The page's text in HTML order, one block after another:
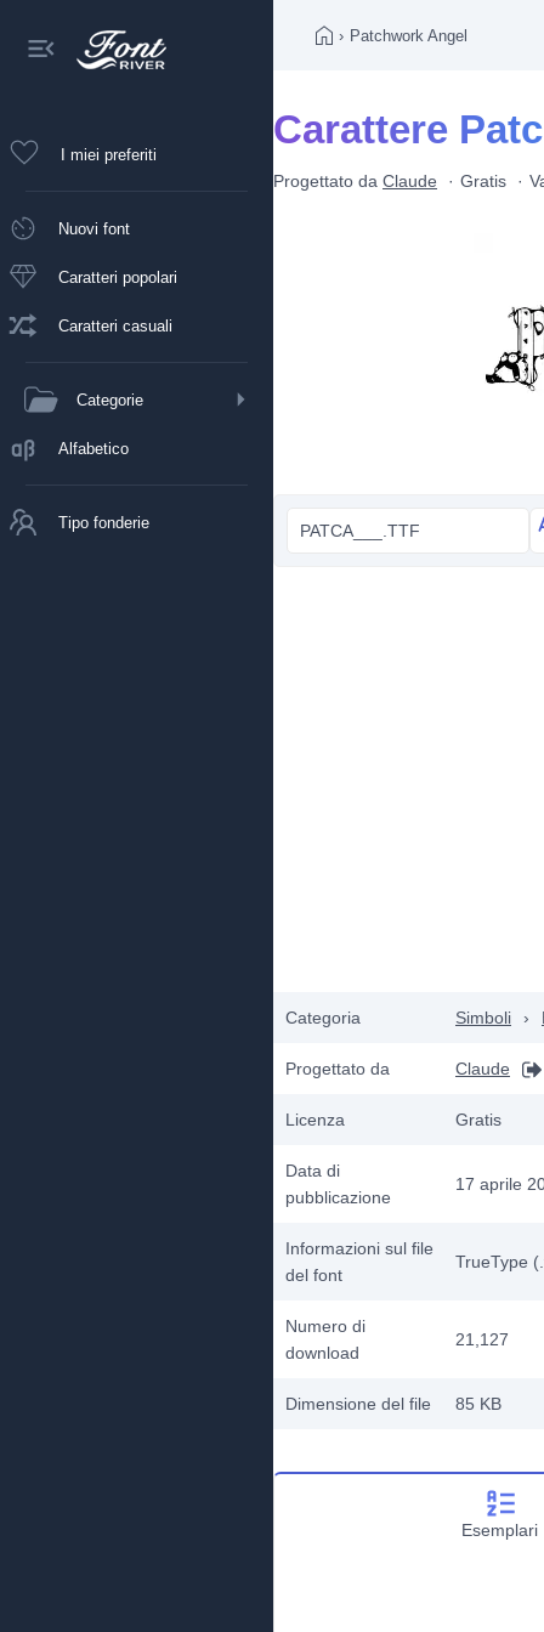
I miei preferiti
Nuovi font
Caratteri popolari
Caratteri casuali
Categorie
Alfabetico
Tipo fonderie
› Patchwork Angel
Carattere
Progettato da Claude Gratis
PATCA___.TTF
Categoria Simboli ›
Progettato da Claude
Licenza Gratis
Data di
pubblicazione
17 aprile
Informazioni sul file
del font
TrueType
Numero di
download
21,127
Dimensione del file 85 KB
Esemplari